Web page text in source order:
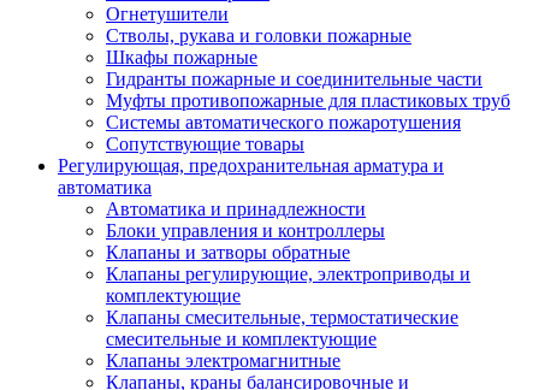
Огнетушители
Стволы, рукава и головки пожарные
Шкафы пожарные
Гидранты пожарные и соединительные части
Муфты противопожарные для пластиковых труб
Системы автоматического пожаротушения
Сопутствующие товары
Регулирующая, предохранительная арматура и
автоматика
Автоматика и принадлежности
Блоки управления и контроллеры
Клапаны и затворы обратные
Клапаны регулирующие, электроприводы и
комплектующие
Клапаны смесительные, термостатические
смесительные и комплектующие
Клапаны электромагнитные
Клапаны, краны балансировочные и